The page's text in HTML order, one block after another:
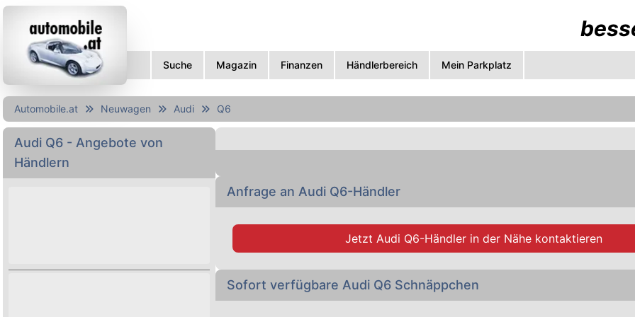
Suche Magazin Finanzen Händlerbereich Mein Parkplatz
Automobile.at Neuwagen Audi Q6
Anfrage an Audi Q6-Händler
Jetzt Audi Q6-Händlerin der Nähe kontaktieren
Sofort verfügbare Audi Q6 Schnäppchen
Audi Q6 - Angebote von
Händlern